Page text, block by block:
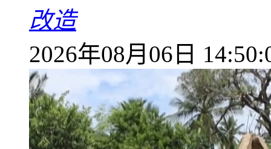
改造
2026年08月06日